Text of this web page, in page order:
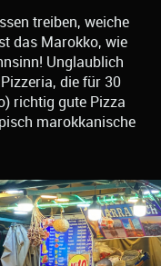
treiben, weiche
das Marokko, wie
Unglaublich
die für 30
richtig gute Pizza
marokkanische